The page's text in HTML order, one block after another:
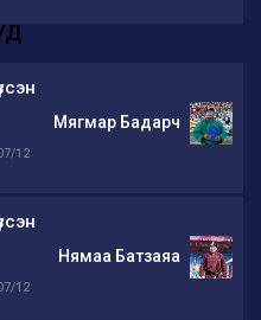
Мягмар Бадарч
12
Нямаа Батзаяа
12